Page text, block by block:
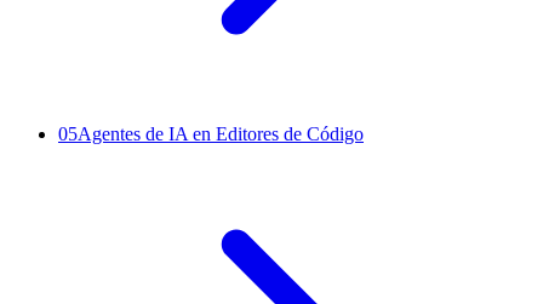
05Agentes de IA en Editores de Código